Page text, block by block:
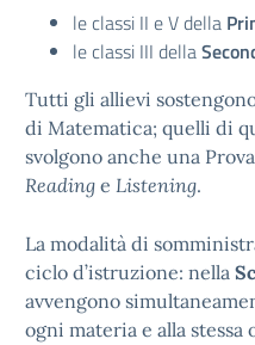
le classi II e V della
le classi III della
Tutti gli allievi
di Matematica; quelli di
svolgono anche una
Reading e Listening.
La modalità di
ciclo d’istruzione: nella
avvengono
ogni materia e alla